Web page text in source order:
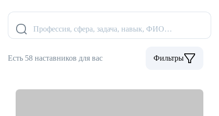
Профессия, сфера, задача, навык, ФИО…
Есть 58 наставников для вас Фильтры